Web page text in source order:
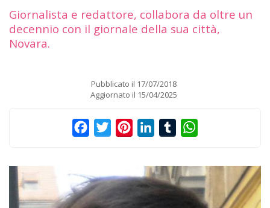
Giornalista e redattore, collabora da oltre un
decennio con il giornale della sua città,
Novara.
Pubblicato il 17/07/2018
Aggiornato il 15/04/2025
FacebookTwitterPinterestLinkedInTumblr